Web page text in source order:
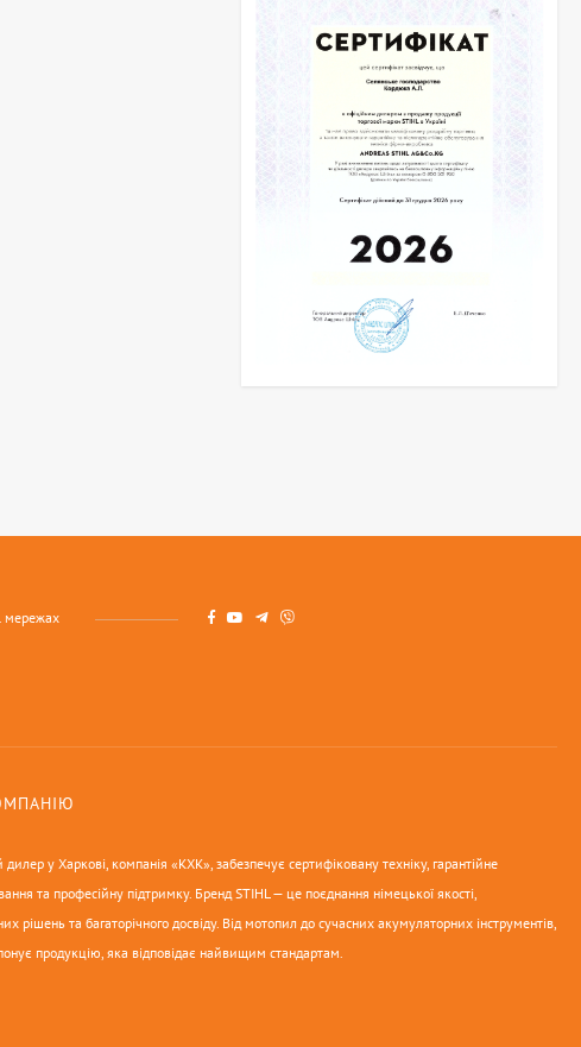
мережах
у Харкові, компанія «КХК», забезпечує сертифіковану техніку, гарантійне
та професійну підтримку. Бренд STIHL — це поєднання німецької якості,
рішень та багаторічного досвіду. Від мотопил до сучасних акумуляторних інструментів,
продукцію, яка відповідає найвищим стандартам.